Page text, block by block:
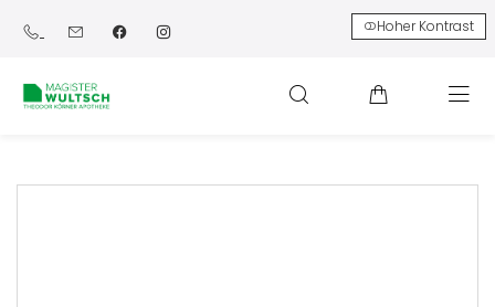
Hoher Kontrast